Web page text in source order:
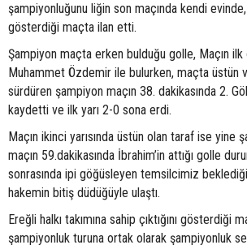
şampiyonluğunu liğin son maçında kendi
gösterdiği maçta ilan etti.
Şampiyon maçta erken bulduğu golle, Maçın ilk
Muhammet Özdemir ile bulurken, maçta üstün
sürdüren şampiyon maçın 38. dakikasında 2.
kaydetti ve ilk yarı 2-0 sona erdi.
Maçın ikinci yarısında üstün olan taraf ise yine
maçın 59.dakikasında İbrahim’in attığı golle
sonrasında ipi göğüsleyen temsilcimiz
hakemin bitiş düdüğüyle ulaştı.
Ereğli halkı takımına sahip çıktığını gösterdiği
şampiyonluk turuna ortak olarak şampiyonluk